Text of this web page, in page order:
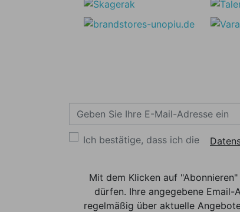
Ich bestätige, dass ich die
Mit dem Klicken auf
dürfen. Ihre angegebene
regelmäßig über aktuelle